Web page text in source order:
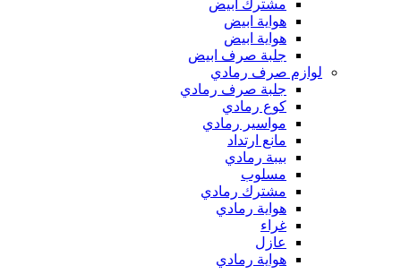
مشترك ابيض
هواية ابيض
هواية ابيض
جلبة صرف ابيض
لوازم صرف رمادي
جلبة صرف رمادي
كوع رمادي
مواسير رمادي
مانع ارتداد
بيبة رمادي
مسلوب
مشترك رمادي
هواية رمادي
غراء
عازل
هواية رمادي